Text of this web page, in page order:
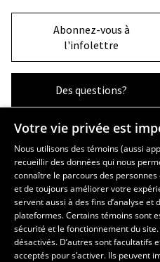
Abonnez-vous à
l'infolettre
Des questions?
La Faculté et ses écoles
Faculté d’aménagement,
École d’art
École supérieure
régional
École d’architecture
École de design
Votre vie privée est
Nous utilisons des témoins (aussi
recueillir des données qui nous
connaître le parcours des
et de toujours améliorer votre
servent aussi à des fins d’analyse et
plateformes. Certains témoins sont
sécurité et le fonctionnement du
désactivés. D’autres sont facultatifs
acceptés pour s’activer. Ils peuvent